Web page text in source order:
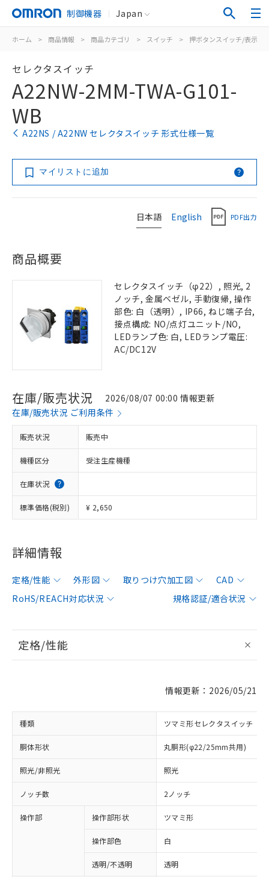
制御機器 Japan
ホーム > 商品情報 > 商品カテゴリ > スイッチ > 押ボタンスイッチ/表示灯
セレクタスイッチ
A22NW-2MM-TWA-G101-
WB
A22NS / A22NW セレクタスイッチ 形式仕様一覧
マイリストに追加
日本語 English PDF出力
商品概要
セレクタスイッチ（φ22）, 照光, 2
ノッチ, 金属ベゼル, 手動復帰, 操作
部色: 白（透明）, IP66, ねじ端子台,
接点構成: NO/点灯ユニット/NO,
LEDランプ色: 白, LEDランプ電圧:
AC/DC12V
在庫/販売状況
2026/08/07 00:00 情報更新
在庫/販売状況 ご利用条件
販売状況 販売中
機種区分 受注生産機種
在庫状況
標準価格(税別) ¥ 2,650
詳細情報
定格/性能 外形図 取りつけ穴加工図
CAD
RoHS/REACH対応状況
規格認証/適合状況
定格/性能
情報更新：2026/05/21
種類 ツマミ形セレクタスイッチ
胴体形状 丸胴形(φ22/25mm共用)
照光/非照光 照光
ノッチ数 2ノッチ
操作部 操作部形状 ツマミ形
操作部色 白
透明/不透明 透明